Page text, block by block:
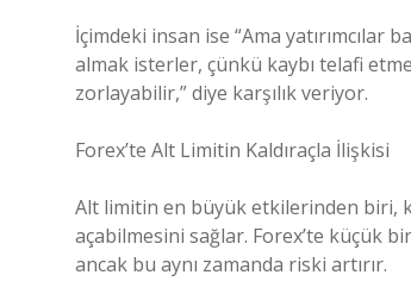
İçimdeki insan ise “Ama
almak isterler, çünkü kaybı telafi
zorlayabilir,” diye karşılık veriyor.
Forex’te Alt Limitin Kaldıraçla İlişkisi
Alt limitin en büyük etkilerinden biri,
açabilmesini sağlar. Forex’te küçük
ancak bu aynı zamanda riski artırır.